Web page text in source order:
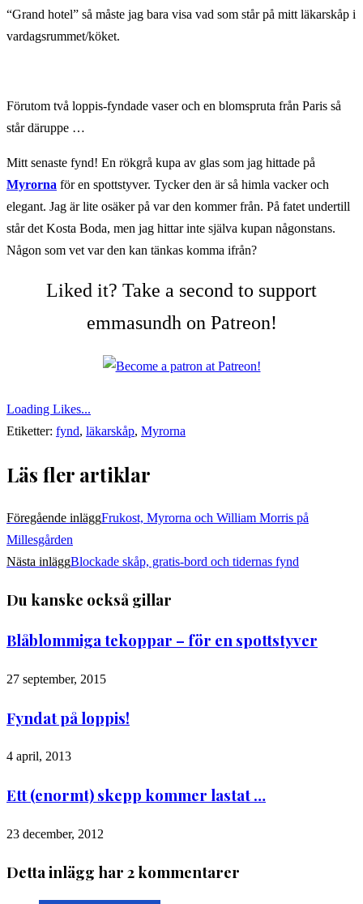
“Grand hotel” så måste jag bara visa vad som står på mitt läkarskåp i
vardagsrummet/köket.
Förutom två loppis-fyndade vaser och en blomspruta från Paris så
står däruppe …
Mitt senaste fynd! En rökgrå kupa av glas som jag hittade på
Myrorna för en spottstyver. Tycker den är så himla vacker och
elegant. Jag är lite osäker på var den kommer från. På fatet undertill
står det Kosta Boda, men jag hittar inte själva kupan någonstans.
Någon som vet var den kan tänkas komma ifrån?
Liked it? Take a second to support
emmasundh on Patreon!
Loading Likes...
Etiketter: fynd, läkarskåp, Myrorna
Läs fler artiklar
Föregående inläggFrukost, Myrorna och William Morris på
Millesgården
Nästa inläggBlockade skåp, gratis-bord och tidernas fynd
Du kanske också gillar
Blåblommiga tekoppar – för en spottstyver
27 september, 2015
Fyndat på loppis!
4 april, 2013
Ett (enormt) skepp kommer lastat …
23 december, 2012
Detta inlägg har 2 kommentarer